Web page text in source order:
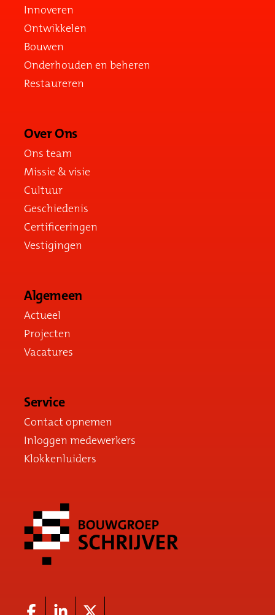
Innoveren
Ontwikkelen
Bouwen
Onderhouden en beheren
Restaureren
Over Ons
Ons team
Missie & visie
Cultuur
Geschiedenis
Certificeringen
Vestigingen
Algemeen
Actueel
Projecten
Vacatures
Service
Contact opnemen
Inloggen medewerkers
Klokkenluiders